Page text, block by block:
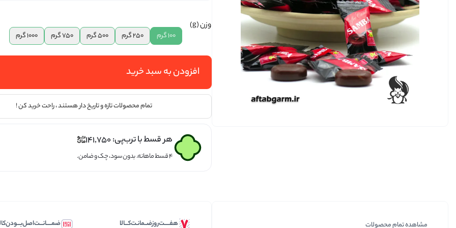
وزن (g)
100 گرم 250 گرم 500 گرم 750 گرم 1000 گرم
افزودن به سبد خرید
تمام محصولات تازه و تاریخ دار هستند ، راحت خرید کن !
هر قسط با ترب‌پی:141,750
۴ قسط ماهانه. بدون سود، چک و ضامن.
مشاهده تمام محصولات هفـــــت‌روز‌ضــمانـت‌کـــالا